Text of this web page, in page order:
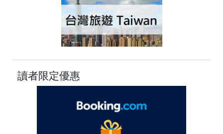
讀者限定優惠